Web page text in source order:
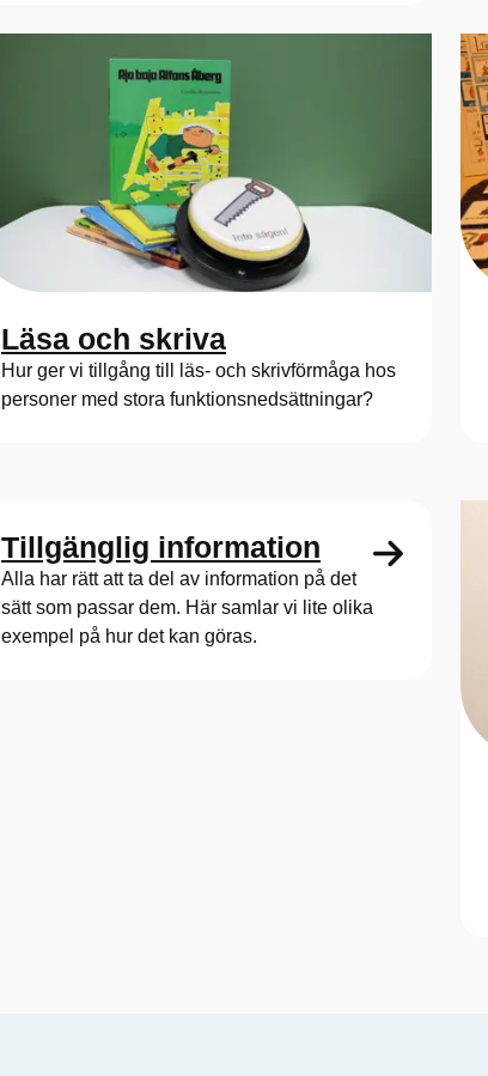
Läsa och skriva
Hur ger vi tillgång till läs- och skrivförmåga hos
personer med stora funktionsnedsättningar?
Tillgänglig information
Alla har rätt att ta del av information på det
sätt som passar dem. Här samlar vi lite olika
exempel på hur det kan göras.